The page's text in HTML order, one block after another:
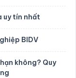
uy tín nhất
BIDV
không? Quy